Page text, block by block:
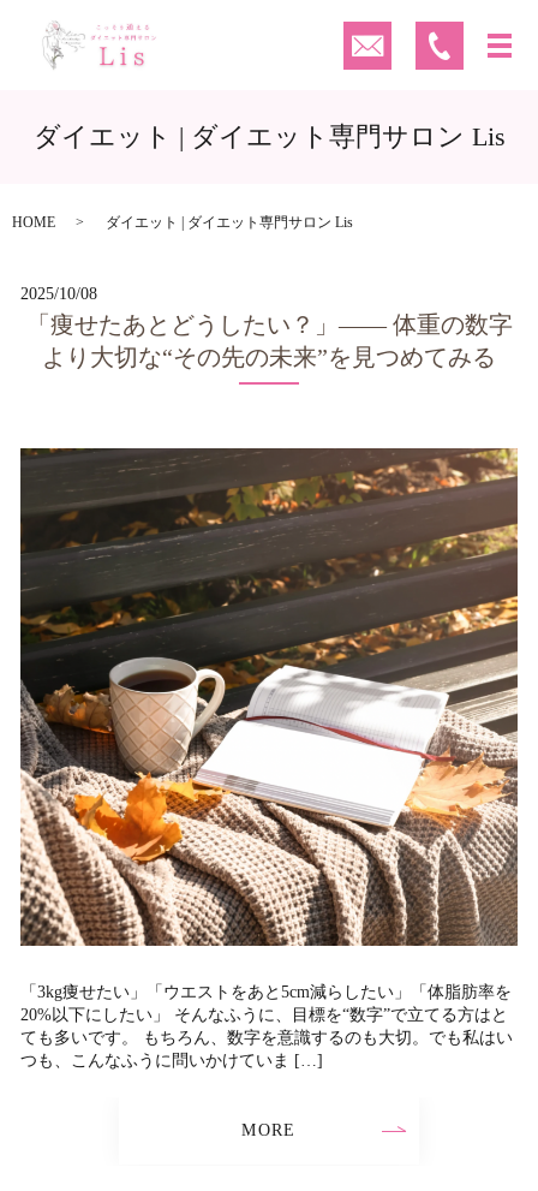
ダイエット | ダイエット専門サロン Lis
HOME ダイエット | ダイエット専門サロン Lis
2025/10/08
「痩せたあとどうしたい？」—— 体重の数字
より大切な“その先の未来”を見つめてみる
「3kg痩せたい」「ウエストをあと5cm減らしたい」「体脂肪率を
20%以下にしたい」 そんなふうに、目標を“数字”で立てる方はと
ても多いです。 もちろん、数字を意識するのも大切。でも私はい
つも、こんなふうに問いかけていま […]
MORE